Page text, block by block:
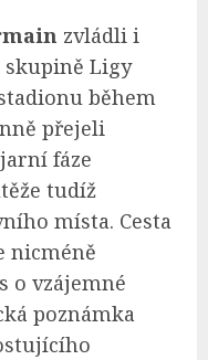
zvládli i
Ligy
během
přejeli
fáze
tudíž
místa. Cesta
nicméně
o vzájemné
poznámka